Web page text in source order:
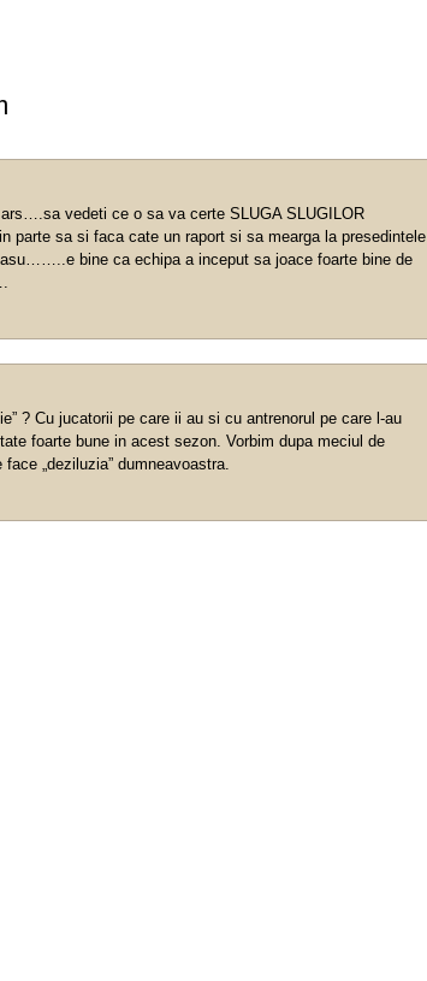
vedeti ce o sa va certe SLUGA SLUGILOR
parte sa si faca cate un raport si sa mearga la presedintele
bine ca echipa a inceput sa joace foarte bine de
? Cu jucatorii pe care ii au si cu antrenorul pe care l-au
foarte bune in acest sezon. Vorbim dupa meciul de
„deziluzia” dumneavoastra.